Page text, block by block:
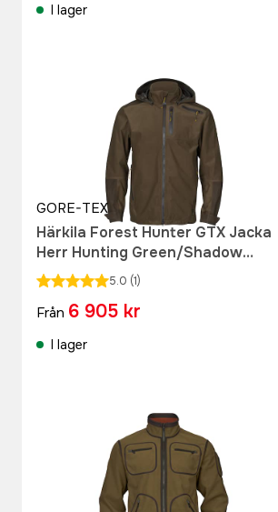
I lager
GORE-TEX
Härkila Forest Hunter GTX Jacka
Herr Hunting Green/Shadow
Brown
5.0 (1)
Från 6 905 kr
I lager